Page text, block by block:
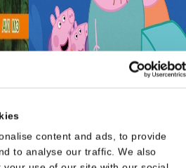
content and ads, to provide
to analyse our traffic. We also